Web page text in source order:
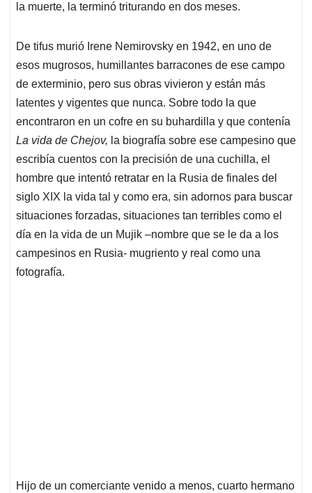
la muerte, la terminó triturando en dos meses.
De tifus murió Irene Nemirovsky en 1942, en uno de
esos mugrosos, humillantes barracones de ese campo
de exterminio, pero sus obras vivieron y están más
latentes y vigentes que nunca. Sobre todo la que
encontraron en un cofre en su buhardilla y que contenía
La vida de Chejov, la biografía sobre ese campesino que
escribía cuentos con la precisión de una cuchilla, el
hombre que intentó retratar en la Rusia de finales del
siglo XIX la vida tal y como era, sin adornos para buscar
situaciones forzadas, situaciones tan terribles como el
día en la vida de un Mujik –nombre que se le da a los
campesinos en Rusia- mugriento y real como una
fotografía.
Hijo de un comerciante venido a menos, cuarto hermano